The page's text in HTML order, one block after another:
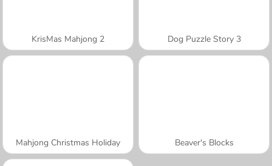
KrisMas Mahjong 2 Dog Puzzle Story 3
Mahjong Christmas Holiday Beaver's Blocks